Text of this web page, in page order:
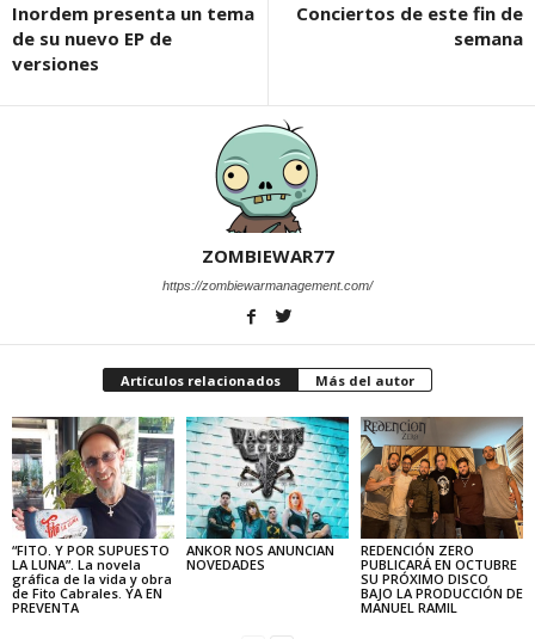
Inordem presenta un tema
de su nuevo EP de
versiones
Conciertos de este fin de
semana
ZOMBIEWAR77
https://zombiewarmanagement.com/
Artículos relacionados Más del autor
“FITO. Y POR SUPUESTO
LA LUNA”. La novela
gráfica de la vida y obra
de Fito Cabrales. YA EN
PREVENTA
ANKOR NOS ANUNCIAN
NOVEDADES
REDENCIÓN ZERO
PUBLICARÁ EN OCTUBRE
SU PRÓXIMO DISCO
BAJO LA PRODUCCIÓN DE
MANUEL RAMIL